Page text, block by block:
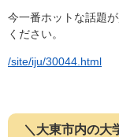
今一番ホットな話題
ください。
/site/iju/30044.html
＼大東市内の大